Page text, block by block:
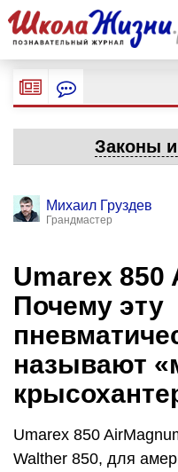
Законы и
Михаил Груздев
Грандмастер
Umarex 850
Почему эту
называют
Umarex 850
Walther 850, для